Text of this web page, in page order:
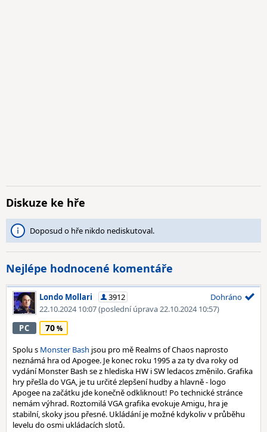
Diskuze ke hře
Doposud o hře nikdo nediskutoval.
Nejlépe hodnocené komentáře
Londo Mollari
3912
22.10.2024 10:07(poslední úprava 22.10.2024 10:57)
Dohráno
PC 70
Spolu s Monster Bash jsou pro mě Realms of Chaos naprosto
neznámá hra od Apogee. Je konec roku 1995 a za ty dva roky od
vydání Monster Bash se z hlediska HW i SW ledacos změnilo. Grafika
hry přešla do VGA, je tu určité zlepšení hudby a hlavně - logo
Apogee na začátku jde konečně odkliknout! Po technické stránce
nemám výhrad. Roztomilá VGA grafika evokuje Amigu, hra je
stabilní, skoky jsou přesné. Ukládání je možné kdykoliv v průběhu
levelu do osmi ukládacích slotů.